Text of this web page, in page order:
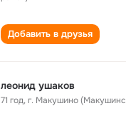
Добавить в друзья
леонид ушаков
71 год,г. Макушино